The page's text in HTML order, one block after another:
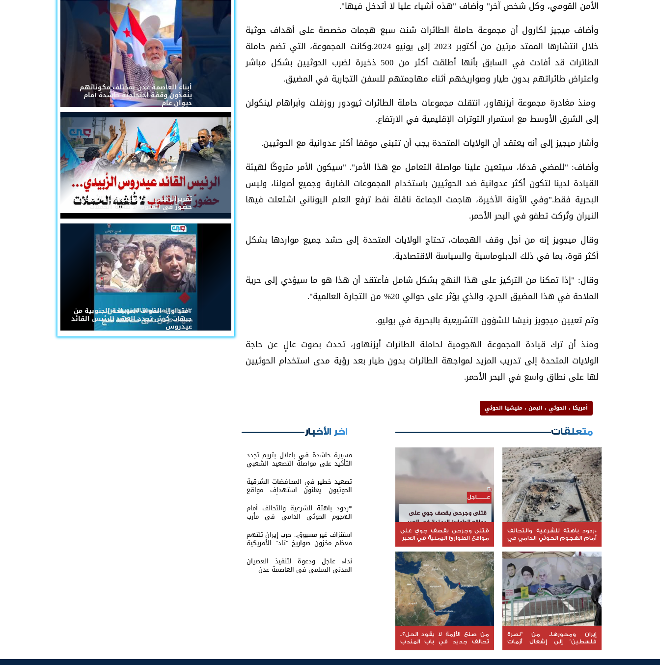
الأمن القومي، وكل شخص آخر" وأضاف "هذه أشياء عليا لا أتدخل فيها".
وأضاف ميجيز لكارول أن مجموعة حاملة الطائرات شنت سبع هجمات مخصصة على أهداف حوثية
خلال انتشارها الممتد مرتين من أكتوبر 2023 إلى يونيو 2024.وكانت المجموعة، التي تضم حاملة
الطائرات قد أفادت في السابق بأنها أطلقت أكثر من 500 ذخيرة لضرب الحوثيين بشكل مباشر
واعتراض طائراتهم بدون طيار وصواريخهم أثناء مهاجمتهم للسفن التجارية في المضيق.
ومنذ مغادرة مجموعة أيزنهاور، انتقلت مجموعات حاملة الطائرات ثيودور روزفلت وأبراهام لينكولن
إلى الشرق الأوسط مع استمرار التوترات الإقليمية في الارتفاع.
وأشار ميجيز إلى أنه يعتقد أن الولايات المتحدة يجب أن تتبنى موقفا أكثر عدوانية مع الحوثيين.
وأضاف: "للمضي قدمًا، سيتعين علينا مواصلة التعامل مع هذا الأمر". "سيكون الأمر متروكًا لهيئة
القيادة لدينا لتكون أكثر عدوانية ضد الحوثيين باستخدام المجموعات الضاربة وجميع أصولنا، وليس
البحرية فقط."وفي الآونة الأخيرة، هاجمت الجماعة ناقلة نفط ترفع العلم اليوناني اشتعلت فيها
النيران وتُركت تطفو في البحر الأحمر.
وقال ميجويز إنه من أجل وقف الهجمات، تحتاج الولايات المتحدة إلى حشد جميع مواردها بشكل
أكثر قوة، بما في ذلك الدبلوماسية والسياسة الاقتصادية.
وقال: "إذا تمكنا من التركيز على هذا النهج بشكل شامل فأعتقد أن هذا هو ما سيؤدي إلى حرية
الملاحة في هذا المضيق الحرج، والذي يؤثر على حوالي 20% من التجارة العالمية".
وتم تعيين ميجويز رئيسًا للشؤون التشريعية بالبحرية في يوليو.
ومنذ أن ترك قيادة المجموعة الهجومية لحاملة الطائرات أيزنهاور، تحدث بصوت عالٍ عن حاجة
الولايات المتحدة إلى تدريب المزيد لمواجهة الطائرات بدون طيار بعد رؤية مدى استخدام الحوثيين
لها على نطاق واسع في البحر الأحمر.
أمريكا ، الحوثي ، اليمن ، مليشيا الحوثي
متعلقات
*ردود باهتة للشرعية والتحالف
أمام الهجوم الحوثي الدامي في
مأرب وحضرموت*
قتلى وجرحى بقصف جوي على
مواقع الطوارئ اليمنية في العبر
إيران ومحورها.. من "نصرة
فلسطين" إلى إشعال أزمات
المنطقة
من صنع الأزمة لا يقود الحل؟..
تحالف جديد في باب المندب
يعيد فتح ملف إخفاقات التحالف
اخر الأخبار
مسيرة حاشدة في باعلال بتريم تجدد
التأكيد على مواصلة التصعيد الشعبي
تصعيد خطير في المحافضات الشرقية
الحوثيون يعلنون استهداف مواقع
عسكرية في حضرموت ومأرب اليمنية
بوابل من الصواريخ والطائرات المسيّرة
*ردود باهتة للشرعية والتحالف أمام
الهجوم الحوثي الدامي في مأرب
استنزاف غير مسبوق.. حرب إيران تلتهم
معظم مخزون صواريخ "ثاد" الأمريكية
نداء عاجل ودعوة لتنفيذ العصيان
المدني السلمي في العاصمة عدن
أبناء العاصمة عدن بمختلف مكوناتهم
ينفذون وقفة احتجاجية حاشدة أمام
ديوان عام
تقريرالرئيس القائد عيدروس الزُبيدي...
حضورٌ في القلوب لا تُلغيه الحملات
#متداول: القوات المسلحة الجنوبية من
جبهات كرش تجدد العهد للرئيس القائد
عيدروس